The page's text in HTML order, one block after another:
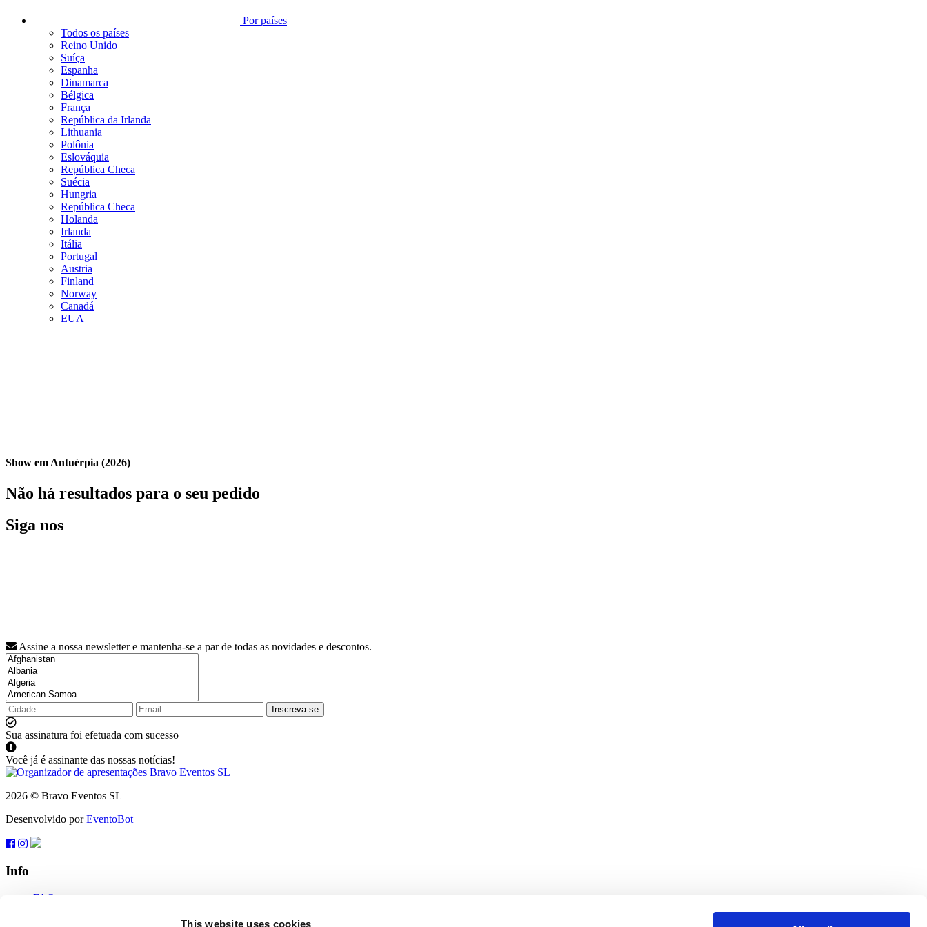
This website uses cookies
Por países
Todos os países
Reino Unido
Suíça
Espanha
Dinamarca
Bélgica
França
República da Irlanda
Lithuania
Polônia
Eslováquia
República Checa
Suécia
Hungria
República Checa
Holanda
Irlanda
Itália
Portugal
Austria
Finland
Norway
Canadá
EUA
Show em Antuérpia (2026)
Não há resultados para o seu pedido
Siga nos
Assine a nossa newsletter e mantenha-se a par de todas as novidades e descontos.
Inscreva-se
Sua assinatura foi efetuada com sucesso
Você já é assinante das nossas notícias!
2026 © Bravo Eventos SL
Desenvolvido porEventoBot
Info
FAQ